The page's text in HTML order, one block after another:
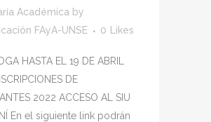
Académica by
FAyA-UNSE
0 Likes
HASTA EL 19 DE ABRIL
DE
2022 ACCESO AL SIU
En el siguiente link podrán